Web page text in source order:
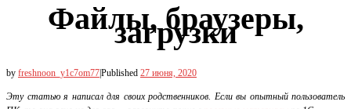
Файлы, браузеры,
загрузки
by freshnoon_y1c7om77Published 27 июня, 2020
Эту статью я написал для своих родственников. Если вы опытный пользователь